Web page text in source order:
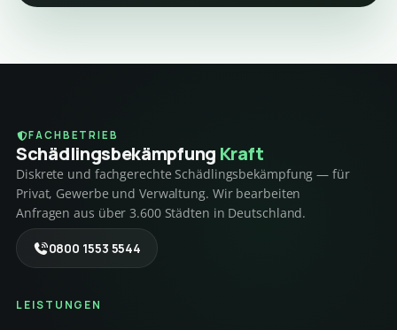
FACHBETRIEB
Schädlings­bekämpfung Kraft
Diskrete und fachgerechte Schädlingsbekämpfung — für
Privat, Gewerbe und Verwaltung. Wir bearbeiten
Anfragen aus über 3.600 Städten in Deutschland.
0800 1553 5544
LEISTUNGEN